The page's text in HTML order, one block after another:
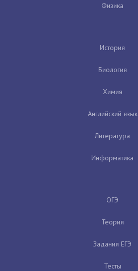
Физика
История
Биология
Химия
Английский язык
Литература
Информатика
ОГЭ
Теория
Задания ЕГЭ
Тесты